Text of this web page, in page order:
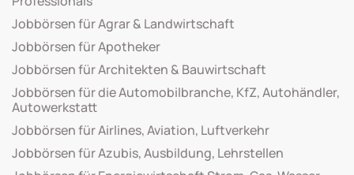
Jobbörsen für Agrar & Landwirtschaft
Jobbörsen für Apotheker
Jobbörsen für Architekten & Bauwirtschaft
Jobbörsen für die Automobilbranche, KfZ, Autohändler,
Autowerkstatt
Jobbörsen für Airlines, Aviation, Luftverkehr
Jobbörsen für Azubis, Ausbildung, Lehrstellen